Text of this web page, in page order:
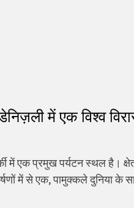
में एक विश्व
में एक प्रमुख पर्यटन स्थल है।
में से एक, पामुक्कले दुनिया के